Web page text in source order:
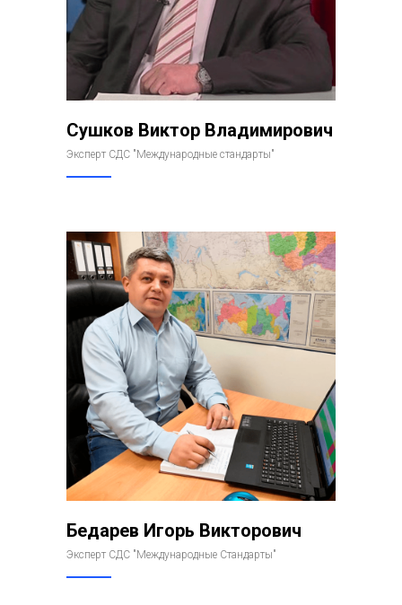
Сушков Виктор Владимирович
Эксперт СДС "Международные стандарты"
Бедарев Игорь Викторович
Эксперт СДС "Международные Стандарты"